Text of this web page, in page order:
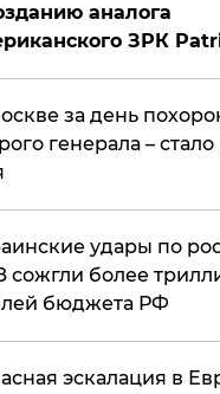
аналога
ЗРК
за день
генерала –
удары по
сожгли более
бюджета РФ
эскалация в